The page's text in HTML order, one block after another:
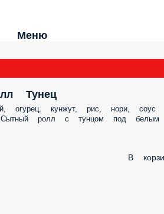
Меню
Тунец
огурец, кунжут, рис, нори, соус
ролл с тунцом под белым
В